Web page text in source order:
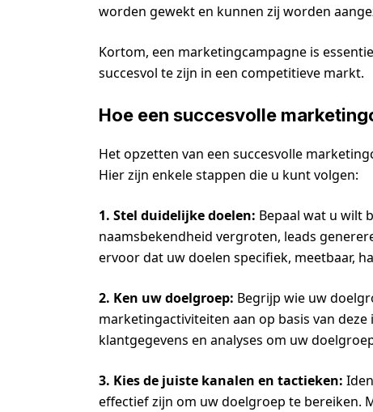
worden gewekt en kunnen zij worden
Kortom, een marketingcampagne is
succesvol te zijn in een competitieve markt.
Hoe een succesvolle
Het opzetten van een succesvolle
Hier zijn enkele stappen die u kunt volgen:
1. Stel duidelijke doelen: Bepaal wat u wilt
naamsbekendheid vergroten, leads
ervoor dat uw doelen specifiek, meetbaar,
2. Ken uw doelgroep: Begrijp wie uw
marketingactiviteiten aan op basis van
klantgegevens en analyses om uw
3. Kies de juiste kanalen en tactieken:
effectief zijn om uw doelgroep te bereiken.